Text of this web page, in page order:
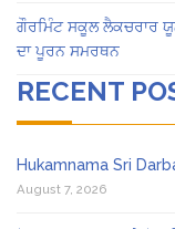
ਗੌਰਮਿੰਟ ਸਕੂਲ ਲੈਕਚਰਾਰ
ਦਾ ਪੂਰਨ ਸਮਰਥਨ
RECENT
Hukamnama Sri
August 7, 2026